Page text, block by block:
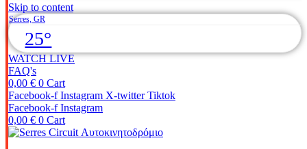
Skip to content
Serres, GR
25°
WATCH LIVE
FAQ's
0,00 € 0 Cart
Facebook-f Instagram X-twitter Tiktok
Facebook-f Instagram
0,00 € 0 Cart